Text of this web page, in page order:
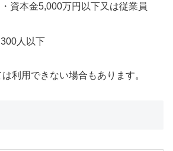
・資本金5,000万円以下又は従業員
人以下
は利用できない場合もあります。